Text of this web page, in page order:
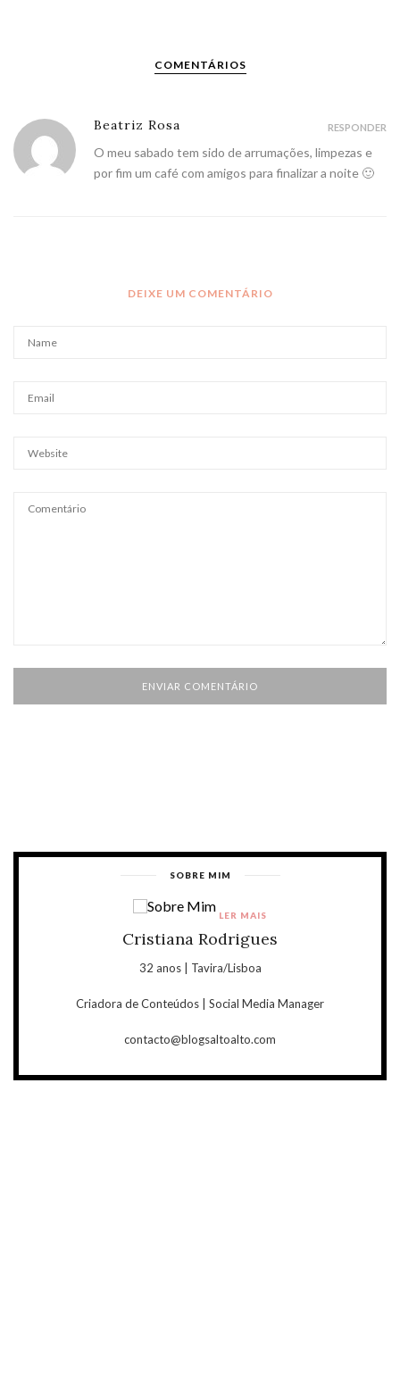
COMENTÁRIOS
Beatriz Rosa
O meu sabado tem sido de arrumações, limpezas e
por fim um café com amigos para finalizar a noite 🙂
RESPONDER
DEIXE UM COMENTÁRIO
SOBRE MIM
Cristiana Rodrigues
32 anos | Tavira/Lisboa
Criadora de Conteúdos | Social Media Manager
contacto@blogsaltoalto.com
LER MAIS